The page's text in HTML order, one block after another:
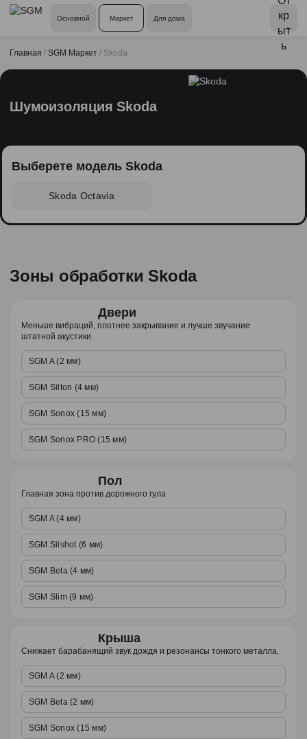
Основной Маркет Для дома
Главная / SGM Маркет / Skoda
Шумоизоляция Skoda
Выберете модель Skoda
Skoda Octavia
Зоны обработки Skoda
Двери
Меньше вибраций, плотнее закрывание и лучше звучание
штатной акустики
SGM A (2 мм)
SGM Silton (4 мм)
SGM Sonox (15 мм)
SGM Sonox PRO (15 мм)
Пол
Главная зона против дорожного гула
SGM A (4 мм)
SGM Silshot (6 мм)
SGM Beta (4 мм)
SGM Slim (9 мм)
Крыша
Снижает барабанящий звук дождя и резонансы тонкого металла.
SGM A (2 мм)
SGM Beta (2 мм)
SGM Sonox (15 мм)